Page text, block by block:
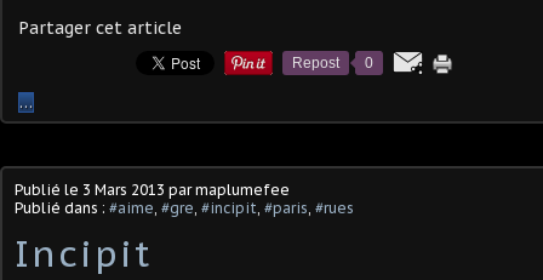
Partager cet article
Repost 0
…
Publié le 3 Mars 2013 par maplumefee
Publié dans : #aime #gre #incipit #paris #rues
Incipit